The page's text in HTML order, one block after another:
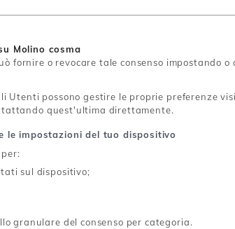
Molino cosma
fornire o revocare tale consenso
possono gestire le proprie preferenze
quest'ultima direttamente.
le impostazioni del tuo dispositivo
sul dispositivo;
granulare del consenso per categoria.